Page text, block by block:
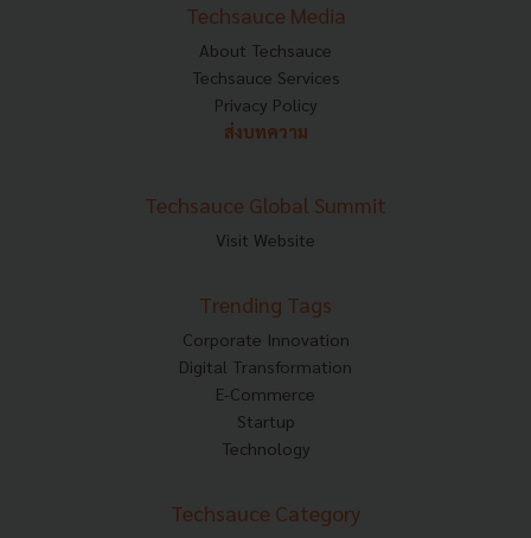
Techsauce Media
About Techsauce
Techsauce Services
Privacy Policy
ส่งบทความ
Techsauce Global Summit
Visit Website
Trending Tags
Corporate Innovation
Digital Transformation
E-Commerce
Startup
Technology
Techsauce Category